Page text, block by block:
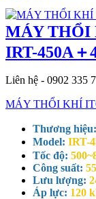
MÁY THỔI
IRT-450A＋
Liên hệ - 0902 335
MÁY THỔI KHÍ
Thương hiệu:
Model: IRT-
Tốc độ:
Công suất:
Lưu lượng:
Áp lực: 120